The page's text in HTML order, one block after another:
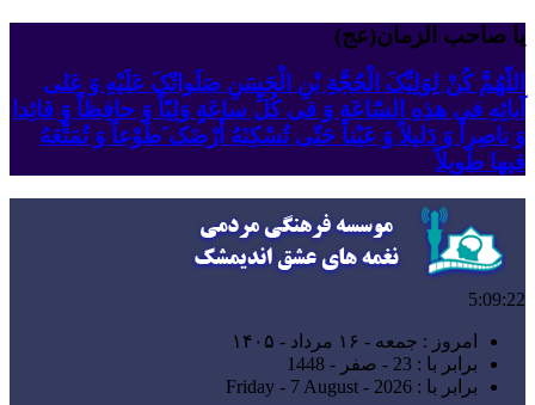
یا صاحب الزمان(عج)
اللّهُمَّ کُنْ لِوَلِیِّکَ الْحُجَّةِ بْنِ الْحَسَنِ صَلَواتُکَ عَلَیْهِ وَ عَلى
آبائِهِ فی هذِهِ السّاعَةِ وَ فی کُلِّ ساعَةٍ وَلِیّاً وَ حافِظاً وَ قائِدا
‏وَ ناصِراً وَ دَلیلاً وَ عَیْناً حَتّى تُسْکِنَهُ أَرْضَک َطَوْعاً وَ تُمَتِّعَهُ
فیها طَویلاً
5:09:23
امروز : جمعه - ۱۶ مرداد - ۱۴۰۵
برابر با : 23 - صفر - 1448
برابر با : Friday - 7 August - 2026